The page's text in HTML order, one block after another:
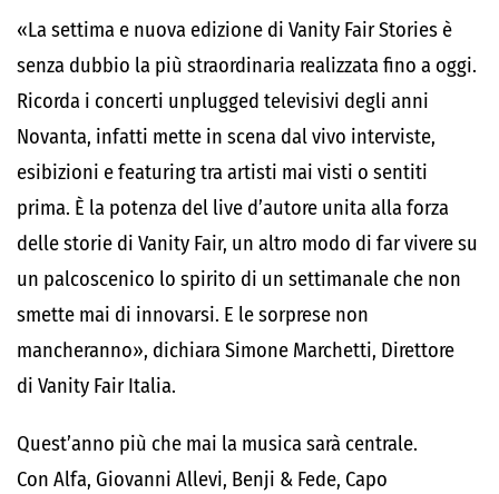
«La settima e nuova edizione di Vanity Fair Stories è
senza dubbio la più straordinaria realizzata fino a oggi.
Ricorda i concerti unplugged televisivi degli anni
Novanta, infatti mette in scena dal vivo interviste,
esibizioni e featuring tra artisti mai visti o sentiti
prima. È la potenza del live d’autore unita alla forza
delle storie di Vanity Fair, un altro modo di far vivere su
un palcoscenico lo spirito di un settimanale che non
smette mai di innovarsi. E le sorprese non
mancheranno», dichiara Simone Marchetti, Direttore
di Vanity Fair Italia.
Quest’anno più che mai la musica sarà centrale.
Con Alfa, Giovanni Allevi, Benji & Fede, Capo